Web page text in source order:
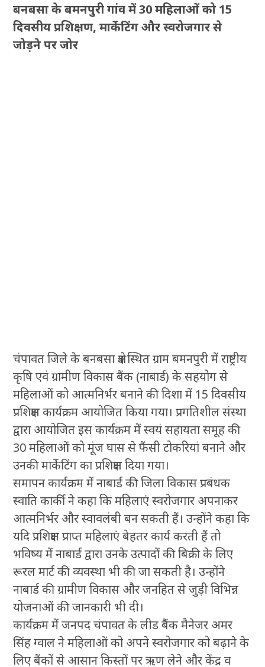
बनबसा के बमनपुरी गांव में 30 महिलाओं को 15
दिवसीय प्रशिक्षण, मार्केटिंग और स्वरोजगार से
जोड़ने पर जोर
चंपावत जिले के बनबसा क्षेत्र स्थित ग्राम बमनपुरी में राष्ट्रीय
कृषि एवं ग्रामीण विकास बैंक (नाबार्ड) के सहयोग से
महिलाओं को आत्मनिर्भर बनाने की दिशा में 15 दिवसीय
प्रशिक्षण कार्यक्रम आयोजित किया गया। प्रगतिशील संस्था
द्वारा आयोजित इस कार्यक्रम में स्वयं सहायता समूह की
30 महिलाओं को मूंज घास से फैंसी टोकरियां बनाने और
उनकी मार्केटिंग का प्रशिक्षण दिया गया।
समापन कार्यक्रम में नाबार्ड की जिला विकास प्रबंधक
स्वाति कार्की ने कहा कि महिलाएं स्वरोजगार अपनाकर
आत्मनिर्भर और स्वावलंबी बन सकती हैं। उन्होंने कहा कि
यदि प्रशिक्षण प्राप्त महिलाएं बेहतर कार्य करती हैं तो
भविष्य में नाबार्ड द्वारा उनके उत्पादों की बिक्री के लिए
रूरल मार्ट की व्यवस्था भी की जा सकती है। उन्होंने
नाबार्ड की ग्रामीण विकास और जनहित से जुड़ी विभिन्न
योजनाओं की जानकारी भी दी।
कार्यक्रम में जनपद चंपावत के लीड बैंक मैनेजर अमर
सिंह ग्वाल ने महिलाओं को अपने स्वरोजगार को बढ़ाने के
लिए बैंकों से आसान किस्तों पर ऋण लेने और केंद्र व